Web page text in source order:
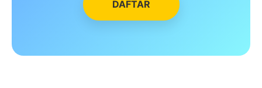
DAFTAR